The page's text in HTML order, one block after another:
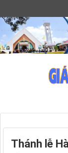
Thánh lễ